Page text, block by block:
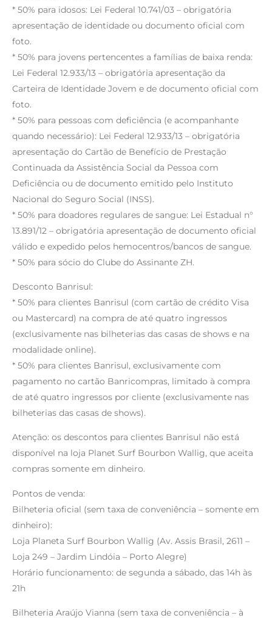
* 50% para idosos: Lei Federal 10.741/03 – obrigatória
apresentação de identidade ou documento oficial com
foto.
* 50% para jovens pertencentes a famílias de baixa renda:
Lei Federal 12.933/13 – obrigatória apresentação da
Carteira de Identidade Jovem e de documento oficial com
foto.
* 50% para pessoas com deficiência (e acompanhante
quando necessário): Lei Federal 12.933/13 – obrigatória
apresentação do Cartão de Benefício de Prestação
Continuada da Assistência Social da Pessoa com
Deficiência ou de documento emitido pelo Instituto
Nacional do Seguro Social (INSS).
* 50% para doadores regulares de sangue: Lei Estadual n°
13.891/12 – obrigatória apresentação de documento oficial
válido e expedido pelos hemocentros/bancos de sangue.
* 50% para sócio do Clube do Assinante ZH.
Desconto Banrisul:
* 50% para clientes Banrisul (com cartão de crédito Visa
ou Mastercard) na compra de até quatro ingressos
(exclusivamente nas bilheterias das casas de shows e na
modalidade online).
* 50% para clientes Banrisul, exclusivamente com
pagamento no cartão Banricompras, limitado à compra
de até quatro ingressos por cliente (exclusivamente nas
bilheterias das casas de shows).
Atenção: os descontos para clientes Banrisul não está
disponível na loja Planet Surf Bourbon Wallig, que aceita
compras somente em dinheiro.
Pontos de venda:
Bilheteria oficial (sem taxa de conveniência – somente em
dinheiro):
Loja Planeta Surf Bourbon Wallig (Av. Assis Brasil, 2611 –
Loja 249 – Jardim Lindóia – Porto Alegre)
Horário funcionamento: de segunda a sábado, das 14h às
21h
Bilheteria Araújo Vianna (sem taxa de conveniência – à